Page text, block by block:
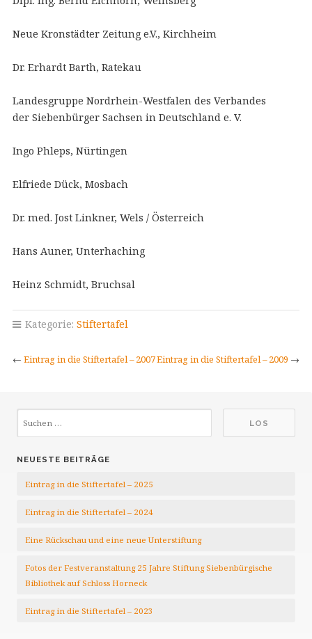
Neue Kronstädter Zeitung e.V., Kirchheim
Dr. Erhardt Barth, Ratekau
Landesgruppe Nordrhein-Westfalen des Verbandes
der Siebenbürger Sachsen in Deutschland e. V.
Ingo Phleps, Nürtingen
Elfriede Dück, Mosbach
Dr. med. Jost Linkner, Wels / Österreich
Hans Auner, Unterhaching
Heinz Schmidt, Bruchsal
Kategorie: Stiftertafel
← Eintrag in die Stiftertafel – 2007Eintrag in die Stiftertafel – 2009 →
NEUESTE BEITRÄGE
Eintrag in die Stiftertafel – 2025
Eintrag in die Stiftertafel – 2024
Eine Rückschau und eine neue Unterstiftung
Fotos der Festveranstaltung 25 Jahre Stiftung Siebenbürgische
Bibliothek auf Schloss Horneck
Eintrag in die Stiftertafel – 2023